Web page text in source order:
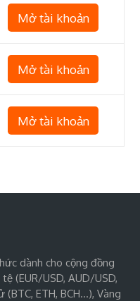
Mở tài khoản
Mở tài khoản
Mở tài khoản
dành cho cộng đồng
(EUR/USD, AUD/USD,
(BTC, ETH, BCH…), Vàng